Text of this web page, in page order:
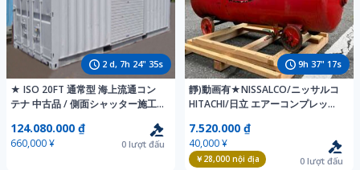
2 d, 7h 24" 33s
★ ISO 20FT 通常型 海上流通コン
テナ 中古品 / 側面シャッター施工
レーラーハウス用、改造もOKで
す。
124.080.000 ₫
660,000 ¥ 0 lượt đấu
9h 37" 15s
靜)動画有★NISSALCO/ニッサルコ
HITACHI/日立 エアーコンプレッサ
秒 150L 三相200v 領収OK t716-5-
1.5c
7.520.000 ₫
40,000 ¥
￥28,000nội địa 0 lượt đấu